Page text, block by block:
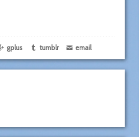
gplus tumblr email